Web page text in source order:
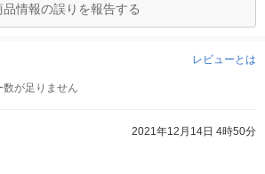
品情報の誤りを報告する
レビューとは
が足りません
2021年12月14日 4時50分